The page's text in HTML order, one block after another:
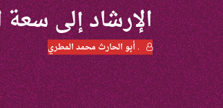
الإرشاد إلى
. أبو الحارث محمد المطري